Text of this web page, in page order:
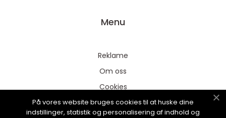
Menu
Reklame
Om oss
Cookies
Kontakt Oss
På vores website bruges cookies til at huske dine
indstillinger, statistik og personalisering af indhold og